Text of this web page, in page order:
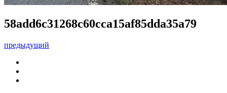
58add6c31268c60cca15af85dda35a79
предыдущий